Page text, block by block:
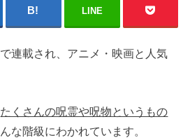
LINE
連載され、アニメ・映画と人気
たくさんの呪霊や呪物というもの
な階級にわかれています。